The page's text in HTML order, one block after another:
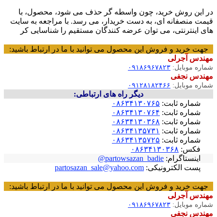
این روش خرید، چون واسطه گر حذف می شود، محصول، با
منصفانه ای، به دست خریدار، می رسد. با مراجعه به سایت
اینترنتی، می توان عرضه کنندگان مستقیم را شناسایی کر
جهت خرید و فروش این محصول می توانید با ما در ارتباط باشید:
آجرلی
موبایل:۰۹۱۸۶۹۶۷۸۲۳
نجفی
موبایل:۰۹۱۲۸۱۸۲۴۶۶
دیگر راه های ارتباطی:
شماره ثابت:۰۸۶۳۴۱۳۰۷۶۵
شماره ثابت:۰۸۶۳۴۱۳۰۷۶۴
شماره ثابت:۰۸۶۳۴۱۳۰۳۶۸
شماره ثابت:۰۸۶۳۴۱۳۵۷۳۱
شماره ثابت:۰۸۶۳۴۱۳۵۷۲۵
فکس:۰۸۶۳۴۱۳۰۳۶۸
اینستاگرام:partowsazan_badie@
پست الکترونیکی:partosazan_sale@yahoo.com
جهت خرید و فروش این محصول می توانید با ما در ارتباط باشید:
آجرلی
موبایل:۰۹۱۸۶۹۶۷۸۲۳
نجفی